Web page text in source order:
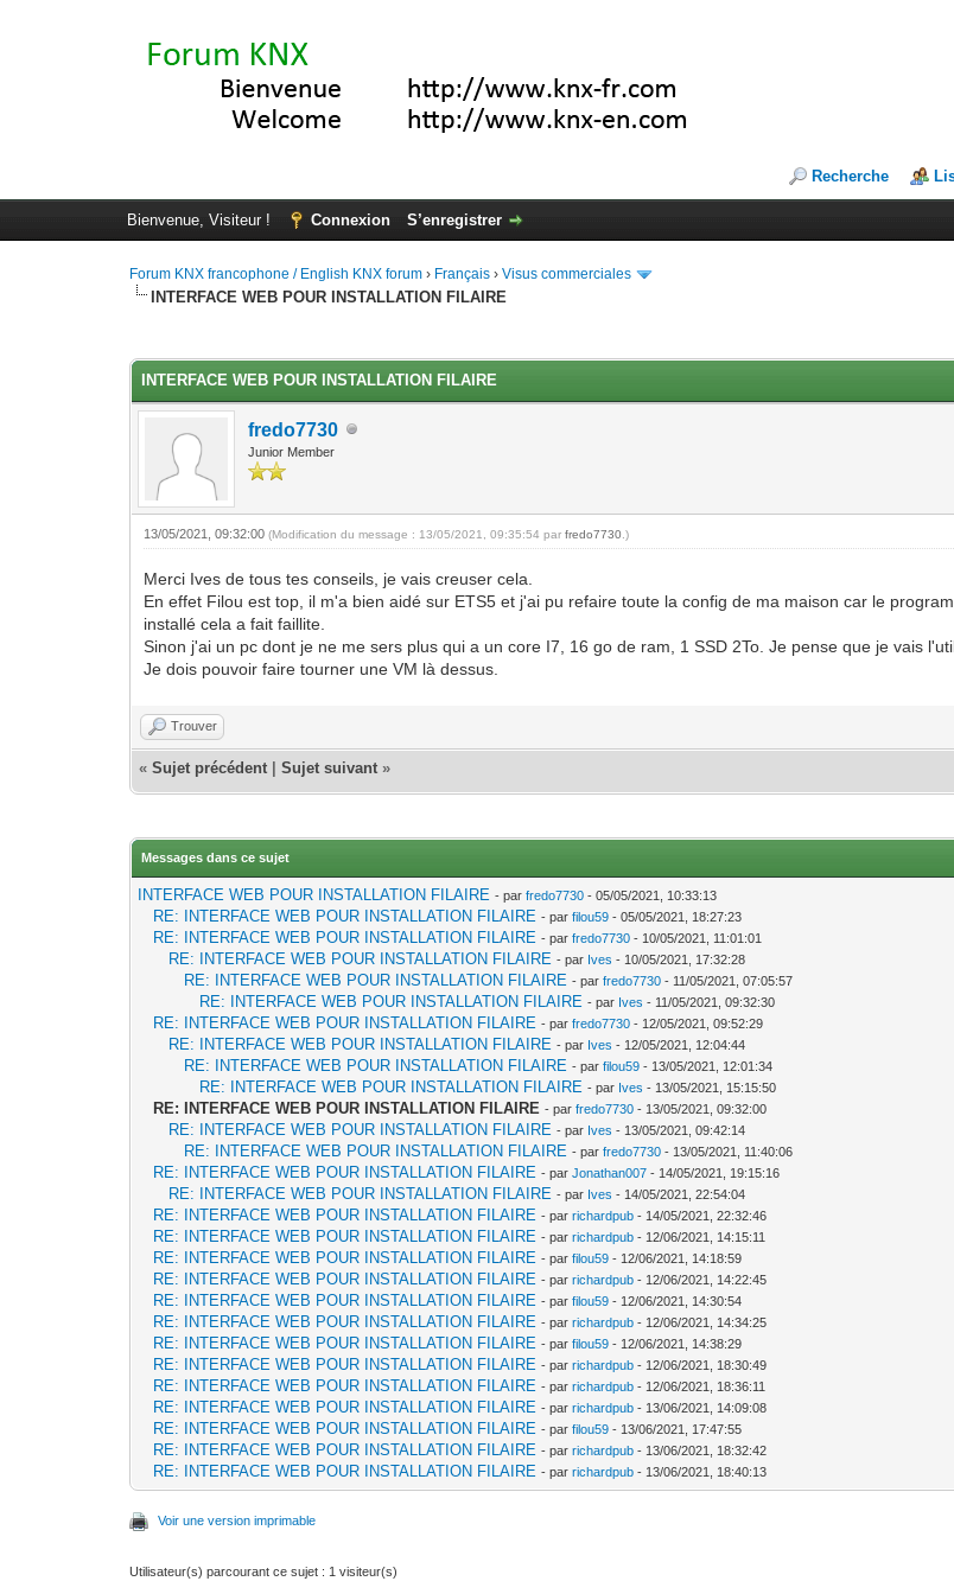
Recherche
Bienvenue, Visiteur ! Connexion S’enregistrer
Forum KNX francophone / English KNX forum › Français ›Visus commerciales
INTERFACE WEB POUR INSTALLATION FILAIRE
INTERFACE WEB POUR INSTALLATION FILAIRE
fredo7730
Junior Member
13/05/2021, 09:32:00(Modification du message : 13/05/2021, 09:35:54 parfredo7730 .)
Merci Ives de tous tes conseils, je vais creuser cela.
En effet Filou est top, il m'a bien aidé sur ETS5 et j'ai pu refaire toute la config de ma maison car le
installé cela a fait faillite.
Sinon j'ai un pc dont je ne me sers plus qui a un core I7, 16 go de ram, 1 SSD 2To. Je pense que je vais
Je dois pouvoir faire tourner une VM là dessus.
Trouver
«Sujet précédent |Sujet suivant »
Messages dans ce sujet
INTERFACE WEB POUR INSTALLATION FILAIRE - parfredo7730 - 05/05/2021, 10:33:13
RE: INTERFACE WEB POUR INSTALLATION FILAIRE - parfilou59 - 05/05/2021, 18:27:23
RE: INTERFACE WEB POUR INSTALLATION FILAIRE - parfredo7730 - 10/05/2021, 11:01:01
RE: INTERFACE WEB POUR INSTALLATION FILAIRE - par Ives - 10/05/2021, 17:32:28
RE: INTERFACE WEB POUR INSTALLATION FILAIRE - parfredo7730 - 11/05/2021, 07:05:57
RE: INTERFACE WEB POUR INSTALLATION FILAIRE - par Ives - 11/05/2021, 09:32:30
RE: INTERFACE WEB POUR INSTALLATION FILAIRE - parfredo7730 - 12/05/2021, 09:52:29
RE: INTERFACE WEB POUR INSTALLATION FILAIRE - par Ives - 12/05/2021, 12:04:44
RE: INTERFACE WEB POUR INSTALLATION FILAIRE - parfilou59 - 13/05/2021, 12:01:34
RE: INTERFACE WEB POUR INSTALLATION FILAIRE - par Ives - 13/05/2021, 15:15:50
RE: INTERFACE WEB POUR INSTALLATION FILAIRE - parfredo7730 - 13/05/2021, 09:32:00
RE: INTERFACE WEB POUR INSTALLATION FILAIRE - par Ives - 13/05/2021, 09:42:14
RE: INTERFACE WEB POUR INSTALLATION FILAIRE - parfredo7730 - 13/05/2021, 11:40:06
RE: INTERFACE WEB POUR INSTALLATION FILAIRE - parJonathan007 - 14/05/2021, 19:15:16
RE: INTERFACE WEB POUR INSTALLATION FILAIRE - par Ives - 14/05/2021, 22:54:04
RE: INTERFACE WEB POUR INSTALLATION FILAIRE - parrichardpub - 14/05/2021, 22:32:46
RE: INTERFACE WEB POUR INSTALLATION FILAIRE - parrichardpub - 12/06/2021, 14:15:11
RE: INTERFACE WEB POUR INSTALLATION FILAIRE - parfilou59 - 12/06/2021, 14:18:59
RE: INTERFACE WEB POUR INSTALLATION FILAIRE - parrichardpub - 12/06/2021, 14:22:45
RE: INTERFACE WEB POUR INSTALLATION FILAIRE - parfilou59 - 12/06/2021, 14:30:54
RE: INTERFACE WEB POUR INSTALLATION FILAIRE - parrichardpub - 12/06/2021, 14:34:25
RE: INTERFACE WEB POUR INSTALLATION FILAIRE - parfilou59 - 12/06/2021, 14:38:29
RE: INTERFACE WEB POUR INSTALLATION FILAIRE - parrichardpub - 12/06/2021, 18:30:49
RE: INTERFACE WEB POUR INSTALLATION FILAIRE - parrichardpub - 12/06/2021, 18:36:11
RE: INTERFACE WEB POUR INSTALLATION FILAIRE - parrichardpub - 13/06/2021, 14:09:08
RE: INTERFACE WEB POUR INSTALLATION FILAIRE - parfilou59 - 13/06/2021, 17:47:55
RE: INTERFACE WEB POUR INSTALLATION FILAIRE - parrichardpub - 13/06/2021, 18:32:42
RE: INTERFACE WEB POUR INSTALLATION FILAIRE - parrichardpub - 13/06/2021, 18:40:13
Voir une version imprimable
Utilisateur(s) parcourant ce sujet : 1 visiteur(s)